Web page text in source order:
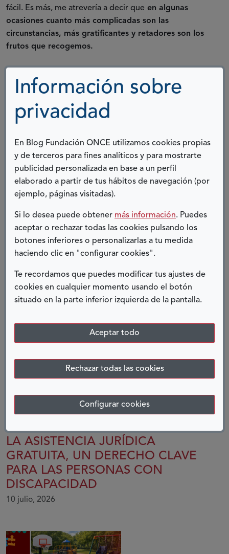
Información sobre
privacidad
En Blog Fundación ONCE utilizamos cookies propias
y de terceros para fines analíticos y para mostrarte
publicidad personalizada en base a un perfil
elaborado a partir de tus hábitos de navegación (por
ejemplo, páginas visitadas).
Si lo desea puede obtener más información. Puedes
aceptar o rechazar todas las cookies pulsando los
botones inferiores o personalizarlas a tu medida
haciendo clic en "configurar cookies".
Te recordamos que puedes modificar tus ajustes de
cookies en cualquier momento usando el botón
situado en la parte inferior izquierda de la pantalla.
Aceptar todo
Rechazar todas las cookies
Configurar cookies
fácil. Es más, me atrevería a decir que en algunas
ocasiones cuanto más complicadas son las
circunstancias, más gratificantes y retadores son los
frutos que recogemos.
Bífida en España,bajo la campaña“Apuesta por
que es que todas las personas puedan optar a un
empleo de calidad en igualdad de condiciones. Y
personas apuesten por el talento de cada persona,
con o sin discapacidad, y no por las limitaciones.
Virginia González
COMPARTIR:
Twitter
Facebook
LinkedIn
Telegram
ENTRADAS RELACIONADAS
LA ASISTENCIA JURÍDICA
GRATUITA, UN DERECHO CLAVE
PARA LAS PERSONAS CON
DISCAPACIDAD
10 julio, 2026